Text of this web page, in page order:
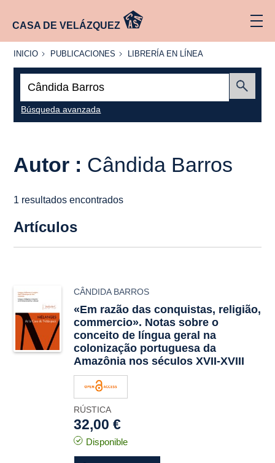
CASA DE VELÁZQUEZ
INICIO
INICIO PUBLICACIONES
PUBLICACIONES
LIBRERÍA
LÍNEA
LIBRERÍA EN LÍNEA
Búsqueda avanzada
Autor : Cândida Barros
1 resultados encontrados
Artículos
CÂNDIDA BARROS
«Em razão das conquistas, religião,
commercio». Notas sobre o
conceito de língua geral na
colonização portuguesa da
Amazônia nos séculos XVII-XVIII
RÚSTICA
32,00 €
Disponible